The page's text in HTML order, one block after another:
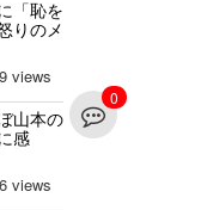
0
「恥を
りのメ
views
山本の
感
views